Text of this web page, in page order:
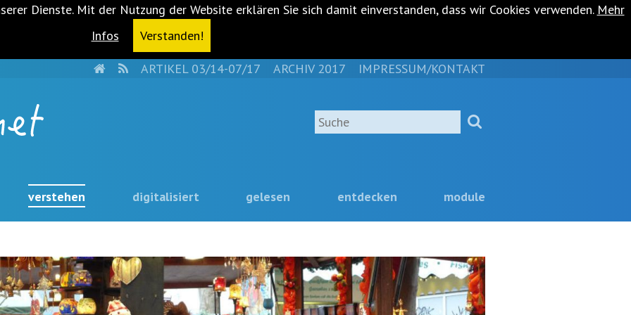
Dienste. Mit der Nutzung der Website erklären Sie sich damit einverstanden, dass wir Cookies verwenden. Mehr
Infos
Verstanden!
HOMERSSARTIKEL 03/14-07/17 ARCHIV 2017 IMPRESSUM/KONTAKT
Suche
verstehen digitalisiert gelesen entdecken module